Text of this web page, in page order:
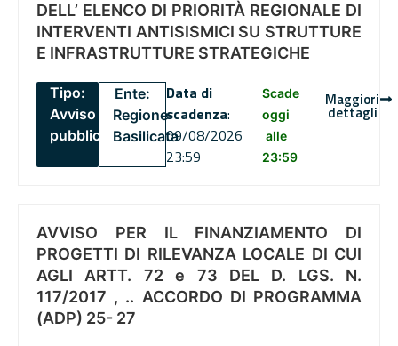
DELL’ ELENCO DI PRIORITÀ REGIONALE DI
INTERVENTI ANTISISMICI SU STRUTTURE
E INFRASTRUTTURE STRATEGICHE
Tipo:
Avviso
pubblico
Ente:
Regione
Basilicata
Data di
scadenza:
09/08/2026
23:59
Scade
oggi
alle
23:59
Maggiori
dettagli
AVVISO PER IL FINANZIAMENTO DI
PROGETTI DI RILEVANZA LOCALE DI CUI
AGLI ARTT. 72 e 73 DEL D. LGS. N.
117/2017 , .. ACCORDO DI PROGRAMMA
(ADP) 25- 27